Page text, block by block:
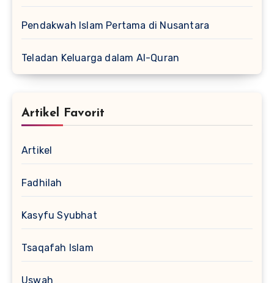
Pendakwah Islam Pertama di Nusantara
Teladan Keluarga dalam Al-Quran
Artikel Favorit
Artikel
Fadhilah
Kasyfu Syubhat
Tsaqafah Islam
Uswah